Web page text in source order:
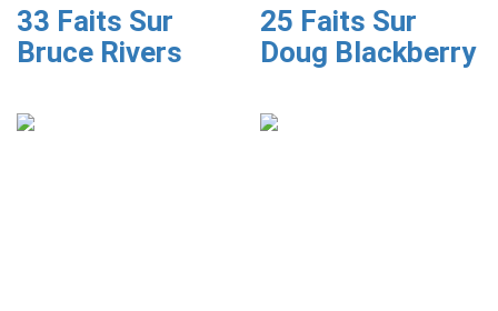
33 Faits Sur
Bruce Rivers
25 Faits Sur
Doug Blackberry